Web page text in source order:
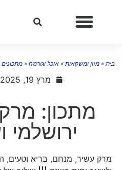
»מזון ומשקאות»אוכל וגורמה»מתכונים»
מרץ 19, 2025
מתכון:
ירושלמי
מרק עשיר, מנחם, בריא וטעים,